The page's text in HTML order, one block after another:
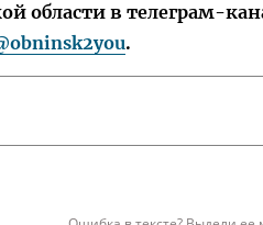
области в телеграм-
.